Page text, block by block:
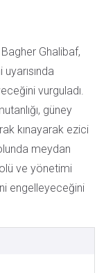
Ghalibaf,
vurguladı.
güney
kınayarak ezici
meydan
ve yönetimi
engelleyeceğini